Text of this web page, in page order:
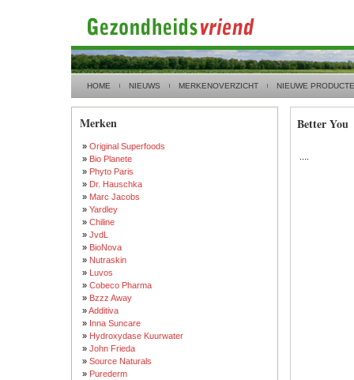
HOME NIEUWS MERKENOVERZICHT NIEUWE
Merken
» Original Superfoods
» Bio Planete
» Phyto Paris
» Dr. Hauschka
» Marc Jacobs
» Yardley
» Chiline
» JvdL
» BioNova
» Nutraskin
» Luvos
» Cobeco Pharma
» Bzzz Away
»Additiva
» Inna Suncare
» Hydroxydase Kuurwater
» John Frieda
» Source Naturals
» Purederm
Better You